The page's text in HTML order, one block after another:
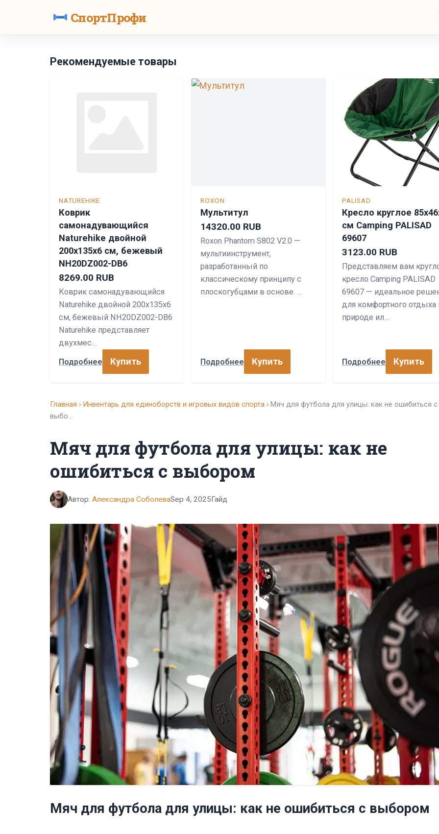
СпортПрофи
Рекомендуемые товары
NATUREHIKE
Коврик
самонадувающийся
Naturehike двойной
200х135х6 см, бежевый
NH20DZ002-DB6
8269.00 RUB
Коврик самонадувающийся
Naturehike двойной 200х135х6
см, бежевый NH20DZ002-DB6
Naturehike представляет
двухмес…
Подробнее Купить
ROXON
Мультитул
14320.00 RUB
Roxon Phantom S802 V2.0 —
мультиинструмент,
разработанный по
классическому принципу с
плоскогубцами в основе. …
Подробнее Купить
PALISAD
Кресло круглое
см Camping PALISAD
69607
3123.00 RUB
Представляем вам
кресло Camping PALISAD
69607 — идеальное
для комфортного отдыха
природе ил…
Подробнее Купить
Главная › Инвентарь для единоборств и игровых видов спорта › Мяч для футбола для улицы: как не ошибиться с
выбо…
Мяч для футбола для улицы: как не
ошибиться с выбором
Автор: Александра СоболеваSep 4, 2025Гайд
Мяч для футбола для улицы: как не ошибиться с выбором